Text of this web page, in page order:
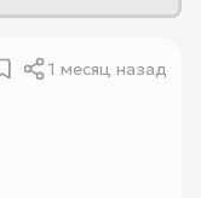
1 месяц назад